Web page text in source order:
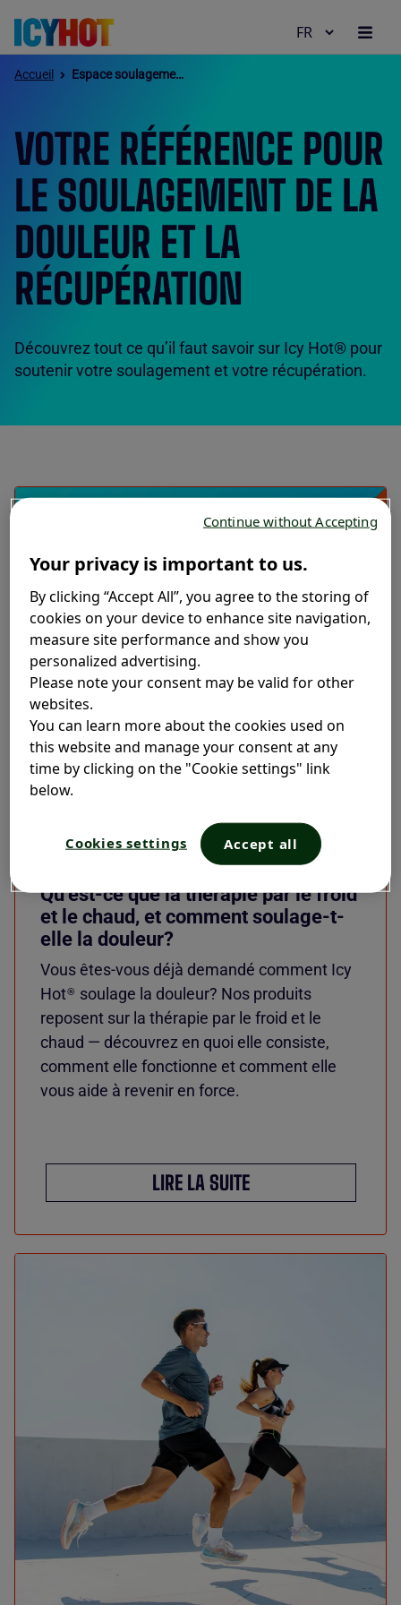
Pourquoi Icy Hot
Produits
Espace soulagement
Nos valeurs
Où acheter
VOTRE RÉFÉRENCE POUR
LE SOULAGEMENT DE LA
DOULEUR ET LA
RÉCUPÉRATION
Découvrez tout ce qu’il faut savoir sur Icy Hot® pour
soutenir votre soulagement et votre récupération.
Accueil Espace soulagement
Qu’est-ce que la thérapie par le froid
et le chaud, et comment soulage-t-
elle la douleur?
Vous êtes-vous déjà demandé comment Icy
Hot® soulage la douleur? Nos produits
reposent sur la thérapie par le froid et le
chaud — découvrez en quoi elle consiste,
comment elle fonctionne et comment elle
vous aide à revenir en force.
LIRE LA SUITE
Your privacy is important to us.
By clicking “Accept All”, you agree to the storing of
cookies on your device to enhance site navigation,
measure site performance and show you
personalized advertising.
Please note your consent may be valid for other
websites.
You can learn more about the cookies used on
this website and manage your consent at any
time by clicking on the "Cookie settings" link
below.
Cookies settings Accept all
Continue without Accepting